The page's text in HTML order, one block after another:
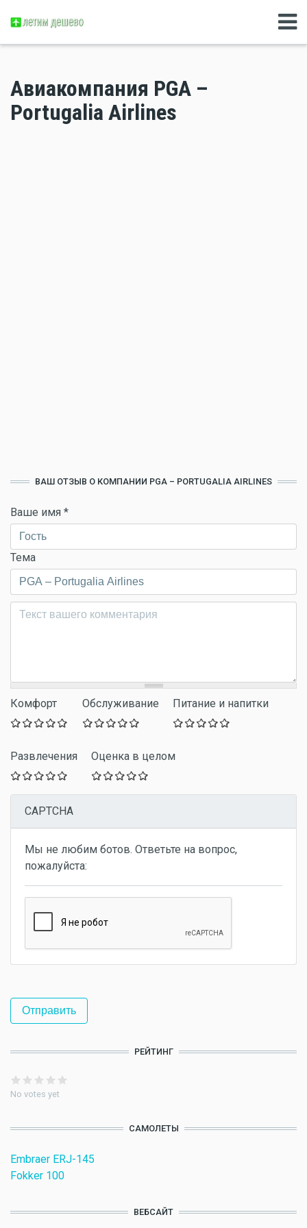
Авиакомпания PGA –
Portugalia Airlines
ВАШ ОТЗЫВ О КОМПАНИИ PGA – PORTUGALIA AIRLINES
Ваше имя *
Тема
Комментарий*
Комфорт Обслуживание Питание и напитки
Развлечения Оценка в целом
CAPTCHA
Мы не любим ботов. Ответьте на вопрос,
пожалуйста:
РЕЙТИНГ
No votes yet
САМОЛЕТЫ
Embraer ERJ-145
Fokker 100
ВЕБСАЙТ